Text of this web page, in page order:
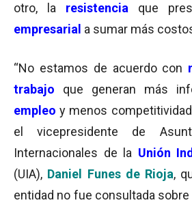
otro, la resistencia que
empresarial a sumar más
“No estamos de acuerdo con
trabajo
que generan más
empleo y menos
el vicepresidente de
Internacionales de la Unión
(UIA), Daniel Funes de Rioja,
entidad no fue consultada sobre